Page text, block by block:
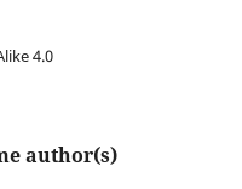
4.0
author(s)